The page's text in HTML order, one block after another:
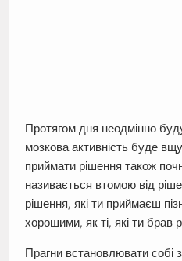
Протягом дня неодмінно
мозкова активність буде
приймати рішення також
називається втомою від
рішення, які ти приймаєш
хорошими, як ті, які ти брав
Прагни встановлювати собі